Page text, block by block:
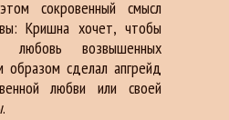
сокровенный смысл
Кришна хочет, чтобы
любовь возвышенных
образом сделал апгрейд
любви или своей
.